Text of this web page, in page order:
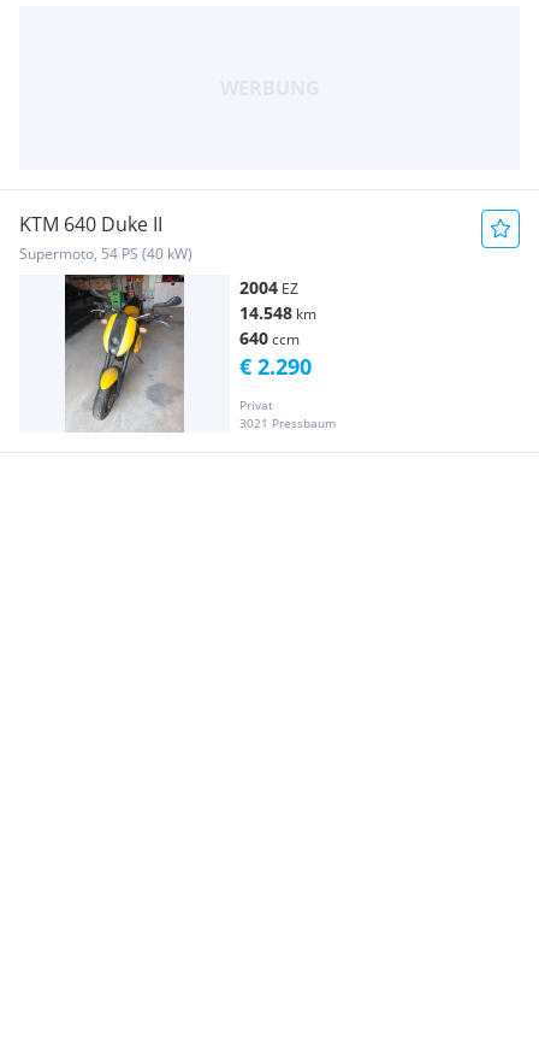
KTM 640 Duke II
Supermoto, 54 PS (40 kW)
2004 EZ
14.548 km
640ccm
Privat
3021 Pressbaum
€ 2.290